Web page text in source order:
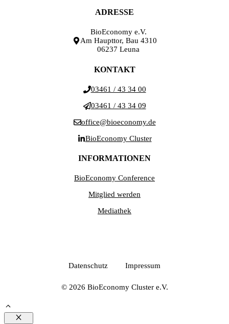
ADRESSE
BioEconomy e.V.
Am Haupttor, Bau 4310
06237 Leuna
KONTAKT
03461 / 43 34 00
03461 / 43 34 09
office@bioeconomy.de
BioEconomy Cluster
INFORMATIONEN
BioEconomy Conference
Mitglied werden
Mediathek
© 2026 BioEconomy Cluster e.V.
Datenschutz Impressum